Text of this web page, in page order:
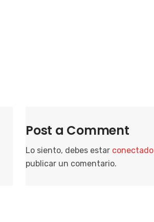
Post a Comment
Lo siento, debes estar conectado
publicar un comentario.